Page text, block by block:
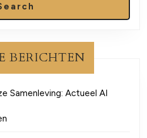
BERICHTEN
Samenleving: Actueel AI